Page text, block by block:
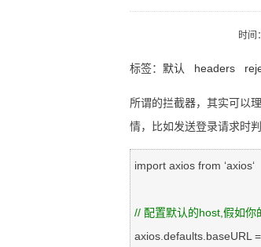
时间
标签： 默认 headers
所谓的拦截器，其实可以
情，比如发送登录请求时
import axios from ‘axios‘
// 配置默认的host,假如你
axios.defaults.baseURL